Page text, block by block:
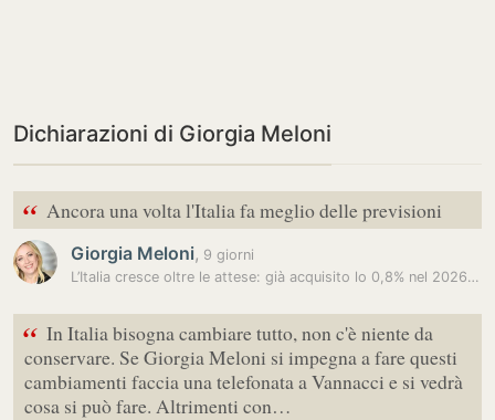
Dichiarazioni di Giorgia Meloni
“ Ancora una volta l'Italia fa meglio delle previsioni
Giorgia Meloni, 9 giorni
L’Italia cresce oltre le attese: già acquisito lo 0,8% nel 2026.…
“ In Italia bisogna cambiare tutto, non c'è niente da
conservare. Se Giorgia Meloni si impegna a fare questi
cambiamenti faccia una telefonata a Vannacci e si vedrà
cosa si può fare. Altrimenti con…